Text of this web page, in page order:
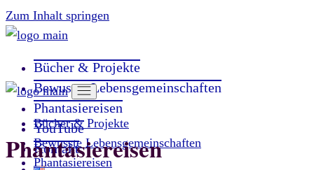
Zum Inhalt springen
Bücher & Projekte
Bewusste Lebensgemeinschaften
Phantasiereisen
YouTube
Kontakt
Bücher & Projekte
Bewusste Lebensgemeinschaften
Phantasiereisen
Phantasiereisen